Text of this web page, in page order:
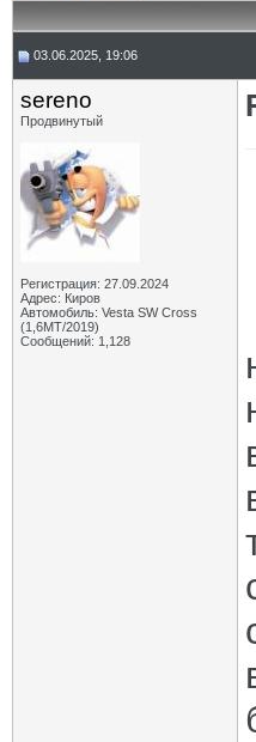
03.06.2025, 19:06
sereno
Продвинутый
Регистрация: 27.09.2024
Адрес: Киров
Автомобиль: Vesta SW Cross
(1,6МТ/2019)
Сообщений: 1,128